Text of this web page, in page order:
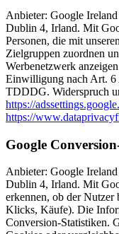
Anbieter: Google
Dublin 4, Irland. Mit
Personen, die mit
Zielgruppen zuordnen
Werbenetzwerk
Einwilligung nach Art. 6
TDDDG. Widerspruch
https://
https://
Google
Anbieter: Google
Dublin 4, Irland. Mit
erkennen, ob der
Klicks, Käufe). Die
Conversion-Statistiken.